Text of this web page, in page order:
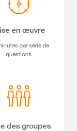
en œuvre
par série de
questions
des groupes